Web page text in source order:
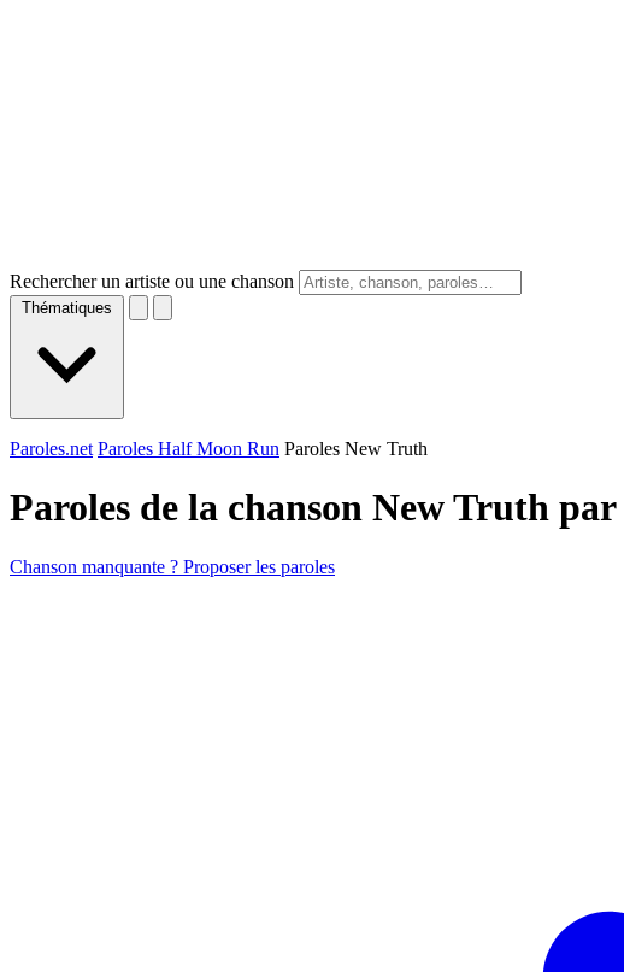
Rechercher un artiste ou une chanson
Thématiques
Paroles.net Paroles Half Moon Run Paroles New Truth
Paroles de la chanson New Truth par
Chanson manquante ? Proposer les paroles